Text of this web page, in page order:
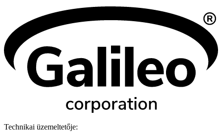
Technikai üzemeltetője: